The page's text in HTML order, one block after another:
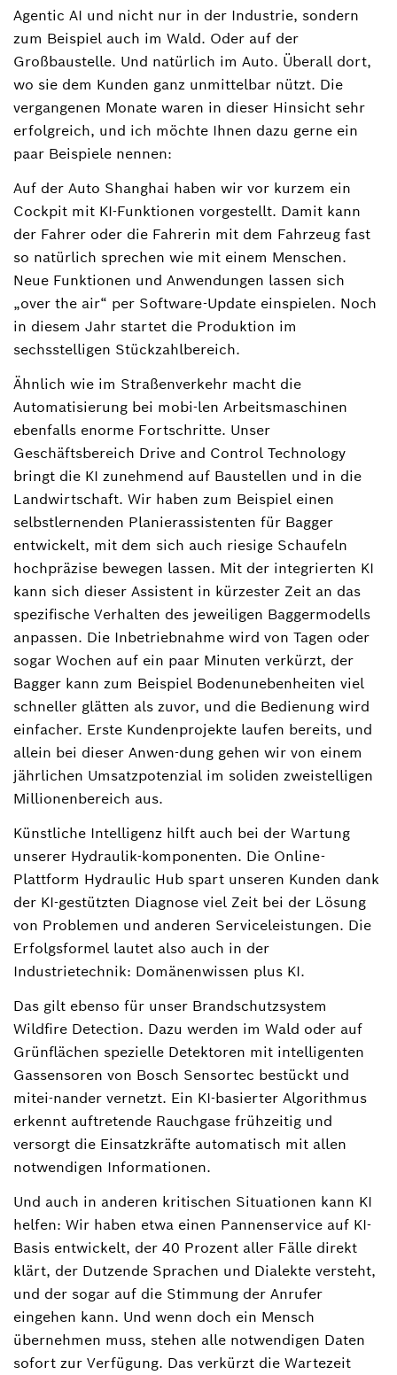
Agentic AI und nicht nur in der Industrie, sondern
zum Beispiel auch im Wald. Oder auf der
Großbaustelle. Und natürlich im Auto. Überall dort,
wo sie dem Kunden ganz unmittelbar nützt. Die
vergangenen Monate waren in dieser Hinsicht sehr
erfolgreich, und ich möchte Ihnen dazu gerne ein
paar Beispiele nennen:
Auf der Auto Shanghai haben wir vor kurzem ein
Cockpit mit KI-Funktionen vorgestellt. Damit kann
der Fahrer oder die Fahrerin mit dem Fahrzeug fast
so natürlich sprechen wie mit einem Menschen.
Neue Funktionen und Anwendungen lassen sich
„over the air“ per Software-Update einspielen. Noch
in diesem Jahr startet die Produktion im
sechsstelligen Stückzahlbereich.
Ähnlich wie im Straßenverkehr macht die
Automatisierung bei mobi-len Arbeitsmaschinen
ebenfalls enorme Fortschritte. Unser
Geschäftsbereich Drive and Control Technology
bringt die KI zunehmend auf Baustellen und in die
Landwirtschaft. Wir haben zum Beispiel einen
selbstlernenden Planierassistenten für Bagger
entwickelt, mit dem sich auch riesige Schaufeln
hochpräzise bewegen lassen. Mit der integrierten KI
kann sich dieser Assistent in kürzester Zeit an das
spezifische Verhalten des jeweiligen Baggermodells
anpassen. Die Inbetriebnahme wird von Tagen oder
sogar Wochen auf ein paar Minuten verkürzt, der
Bagger kann zum Beispiel Bodenunebenheiten viel
schneller glätten als zuvor, und die Bedienung wird
einfacher. Erste Kundenprojekte laufen bereits, und
allein bei dieser Anwen-dung gehen wir von einem
jährlichen Umsatzpotenzial im soliden zweistelligen
Millionenbereich aus.
Künstliche Intelligenz hilft auch bei der Wartung
unserer Hydraulik-komponenten. Die Online-
Plattform Hydraulic Hub spart unseren Kunden dank
der KI-gestützten Diagnose viel Zeit bei der Lösung
von Problemen und anderen Serviceleistungen. Die
Erfolgsformel lautet also auch in der
Industrietechnik: Domänenwissen plus KI.
Das gilt ebenso für unser Brandschutzsystem
Wildfire Detection. Dazu werden im Wald oder auf
Grünflächen spezielle Detektoren mit intelligenten
Gassensoren von Bosch Sensortec bestückt und
mitei-nander vernetzt. Ein KI-basierter Algorithmus
erkennt auftretende Rauchgase frühzeitig und
versorgt die Einsatzkräfte automatisch mit allen
notwendigen Informationen.
Und auch in anderen kritischen Situationen kann KI
helfen: Wir haben etwa einen Pannenservice auf KI-
Basis entwickelt, der 40 Prozent aller Fälle direkt
klärt, der Dutzende Sprachen und Dialekte versteht,
und der sogar auf die Stimmung der Anrufer
eingehen kann. Und wenn doch ein Mensch
übernehmen muss, stehen alle notwendigen Daten
sofort zur Verfügung. Das verkürzt die Wartezeit